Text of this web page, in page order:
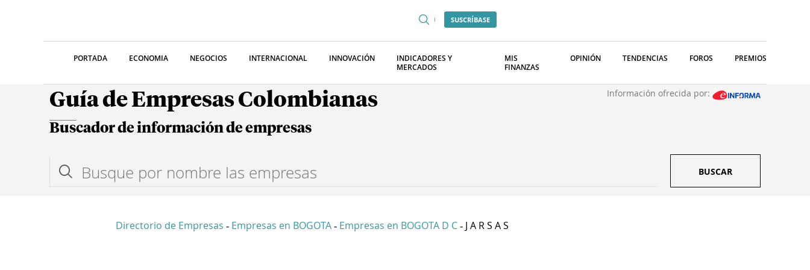
SUSCRÍBASE
PORTADA ECONOMIA NEGOCIOS INTERNACIONAL INNOVACIÓN
INDICADORES Y
MERCADOS
MIS
FINANZAS
OPINIÓN TENDENCIAS FOROS PREMIOS
Guía de Empresas Colombianas Información ofrecida por:
Buscador de información de empresas
BUSCAR
Directorio de Empresas - Empresas en BOGOTA - Empresas en BOGOTA D C - J A R S A S